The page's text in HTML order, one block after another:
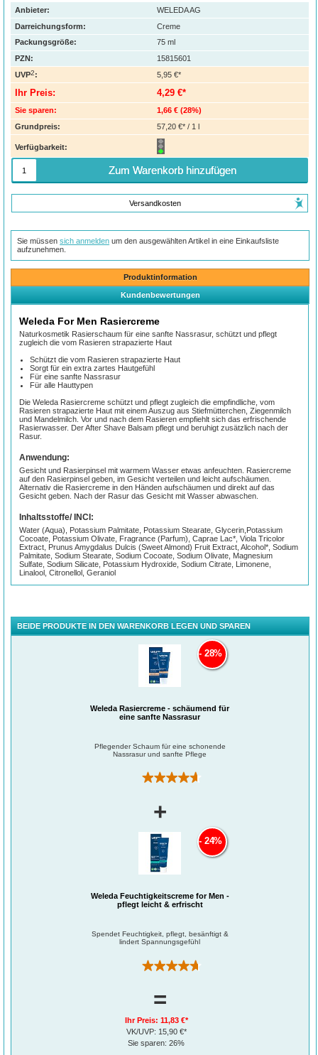
Anbieter:
WELEDA AG
Darreichungsform:
Creme
Packungsgröße:
75 ml
PZN:
15815601
UVP2: 5,95 €*
Ihr Preis: 4,29 €*
Sie sparen: 1,66 € (28%)
Grundpreis:
57,20 €* / 1 l
Verfügbarkeit:
Zum Warenkorb hinzufügen
Versandkosten
Sie müssensich anmelden um den ausgewählten Artikel in eine Einkaufsliste
aufzunehmen.
Produktinformation
Kundenbewertungen
Weleda For Men Rasiercreme
Naturkosmetik Rasierschaum für eine sanfte Nassrasur, schützt und pflegt
zugleich die vom Rasieren strapazierte Haut
Schützt die vom Rasieren strapazierte Haut
Sorgt für ein extra zartes Hautgefühl
Für eine sanfte Nassrasur
Für alle Hauttypen
Die Weleda Rasiercreme schützt und pflegt zugleich die empfindliche, vom
Rasieren strapazierte Haut mit einem Auszug aus Stiefmütterchen, Ziegenmilch
und Mandelmilch. Vor und nach dem Rasieren empfiehlt sich das erfrischende
Rasierwasser. Der After Shave Balsam pflegt und beruhigt zusätzlich nach der
Rasur.
Anwendung:
Gesicht und Rasierpinsel mit warmem Wasser etwas anfeuchten. Rasiercreme
auf den Rasierpinsel geben, im Gesicht verteilen und leicht aufschäumen.
Alternativ die Rasiercreme in den Händen aufschäumen und direkt auf das
Gesicht geben. Nach der Rasur das Gesicht mit Wasser abwaschen.
Inhaltsstoffe/ INCI:
Water (Aqua), Potassium Palmitate, Potassium Stearate, Glycerin,Potassium
Cocoate, Potassium Olivate, Fragrance (Parfum), Caprae Lac*, Viola Tricolor
Extract, Prunus Amygdalus Dulcis (Sweet Almond) Fruit Extract, Alcohol*, Sodium
Palmitate, Sodium Stearate, Sodium Cocoate, Sodium Olivate, Magnesium
Sulfate, Sodium Silicate, Potassium Hydroxide, Sodium Citrate, Limonene,
Linalool, Citronellol, Geraniol
BEIDE PRODUKTE IN DEN WARENKORB LEGEN UND SPAREN
Weleda Rasiercreme - schäumend für
eine sanfte Nassrasur
Pflegender Schaum für eine schonende
Nassrasur und sanfte Pflege
(76)
28%
+
Weleda Feuchtigkeitscreme for Men -
pflegt leicht & erfrischt
Spendet Feuchtigkeit, pflegt, besänftigt &
lindert Spannungsgefühl
(10)
24%
=
Ihr Preis: 11,83 €*
VK/UVP: 15,90 €*
Sie sparen:26%